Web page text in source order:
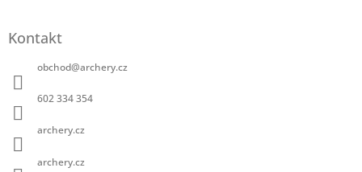
Kontakt
obchod@archery.cz
602 334 354
archery.cz
archery.cz